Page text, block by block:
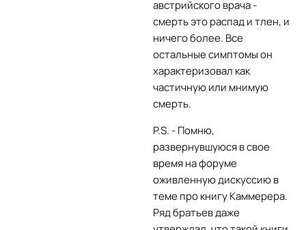
австрийского врача -
смерть это распад и тлен, и
ничего более. Все
остальные симптомы он
характеризовал как
частичную или мнимую
смерть.
P.S. - Помню,
развернувшуюся в свое
время на форуме
оживленную дискуссию в
теме про книгу Каммерера.
Ряд братьев даже